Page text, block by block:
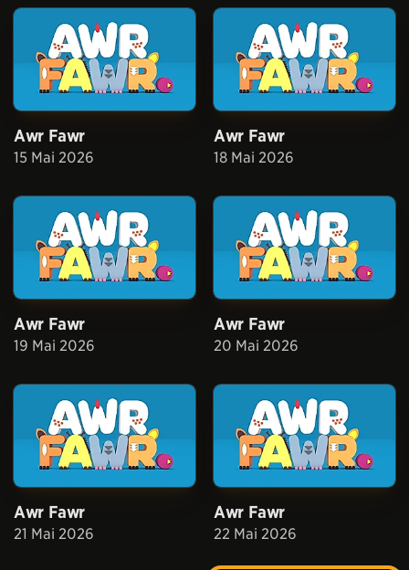
Awr Fawr
15 Mai 2026
Awr Fawr
18 Mai 2026
Awr Fawr
19 Mai 2026
Awr Fawr
20 Mai 2026
Awr Fawr
21 Mai 2026
Awr Fawr
22 Mai 2026